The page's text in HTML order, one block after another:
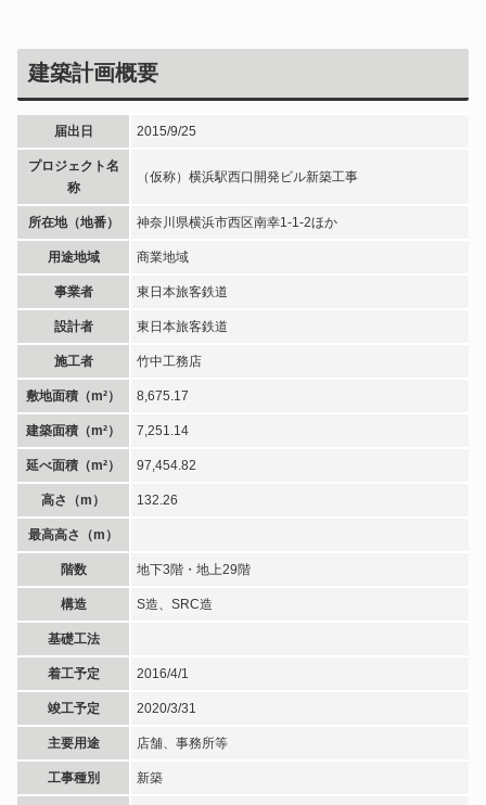
建築計画概要
届出日 2015/9/25
プロジェクト名
称
（仮称）横浜駅西口開発ビル新築工事
所在地（地番） 神奈川県横浜市西区南幸1-1-2ほか
用途地域 商業地域
事業者 東日本旅客鉄道
設計者 東日本旅客鉄道
施工者 竹中工務店
敷地面積（m²） 8,675.17
建築面積（m²） 7,251.14
延べ面積（m²） 97,454.82
高さ（m） 132.26
最高高さ（m）
階数 地下3階・地上29階
構造 S造、SRC造
基礎工法
着工予定 2016/4/1
竣工予定 2020/3/31
主要用途 店舗、事務所等
工事種別 新築